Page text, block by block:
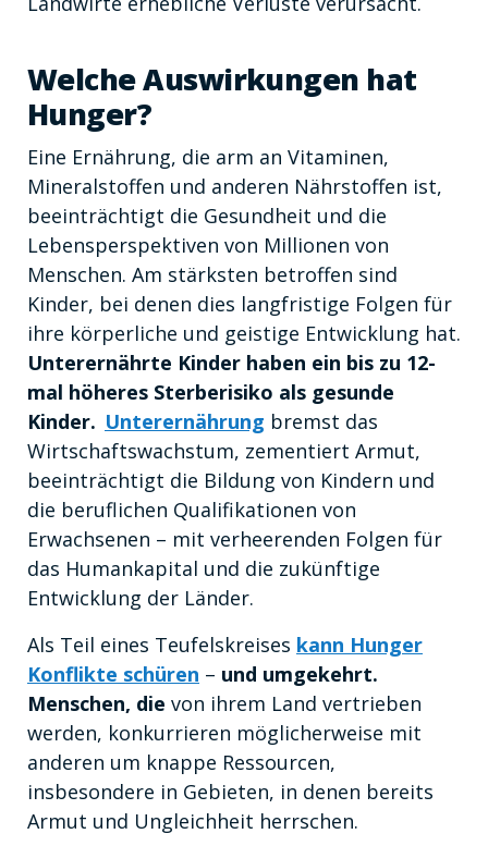
Welche Auswirkungen hat
Hunger?
Eine Ernährung, die arm an Vitaminen,
Mineralstoffen und anderen Nährstoffen ist,
beeinträchtigt die Gesundheit und die
Lebensperspektiven von Millionen von
Menschen. Am stärksten betroffen sind
Kinder, bei denen dies langfristige Folgen für
ihre körperliche und geistige Entwicklung hat.
Unterernährte Kinder haben ein bis zu 12-
mal höheres Sterberisiko als gesunde
Kinder. Unterernährung bremst das
Wirtschaftswachstum, zementiert Armut,
beeinträchtigt die Bildung von Kindern und
die beruflichen Qualifikationen von
Erwachsenen – mit verheerenden Folgen für
das Humankapital und die zukünftige
Entwicklung der Länder.
Als Teil eines Teufelskreises kann Hunger
Konflikte schüren – und umgekehrt.
Menschen, die von ihrem Land vertrieben
werden, konkurrieren möglicherweise mit
anderen um knappe Ressourcen,
insbesondere in Gebieten, in denen bereits
Armut und Ungleichheit herrschen.